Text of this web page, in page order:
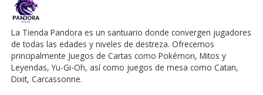
La Tienda Pandora es un santuario donde convergen jugadores
de todas las edades y niveles de destreza. Ofrecemos
principalmente Juegos de Cartas como Pokémon, Mitos y
Leyendas, Yu-Gi-Oh, así como juegos de mesa como Catan,
Dixit, Carcassonne.